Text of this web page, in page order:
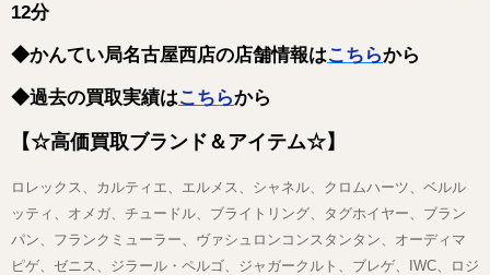
12分
◆かんてい局名古屋西店の店舗情報はこちらから
◆過去の買取実績はこちらから
【☆高価買取ブランド＆アイテム☆】
ロレックス、カルティエ、エルメス、シャネル、クロムハーツ、ベルル
ッティ、オメガ、チュードル、ブライトリング、タグホイヤー、ブラン
パン、フランクミューラー、ヴァシュロンコンスタンタン、オーディマ
ピゲ、ゼニス、ジラール・ペルゴ、ジャガークルト、ブレゲ、IWC、ロジ